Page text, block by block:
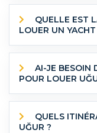
LOUER UN
POUR LOUER
UĞUR ?